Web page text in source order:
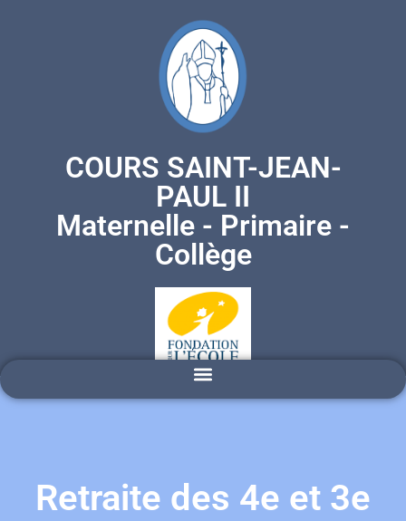
COURS SAINT-JEAN-
PAUL II
Maternelle - Primaire -
Collège
Retraite des 4e et 3e